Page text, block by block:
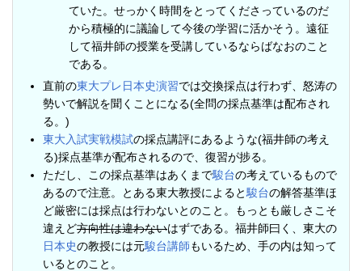
ていた。せっかく時間をとってくださっているのだ
から積極的に議論して今後の学習に活かそう。遠征
して福井師の授業を受講しているならばなおのこと
である。
直前の東大プレ日本史演習では交換採点は行わず、怒涛の
勢いで解説を聞くことになる(全問の採点基準は配布され
る。)
東大入試実戦模試の採点講評にあるような(福井師の考え
る)採点基準が配布されるので、復習が捗る。
ただし、この採点基準はあくまで駿台の考えているもので
あるので注意。とある東大教授によると駿台の解答基準ほ
ど厳密には採点は行わないとのこと。もっとも厳しさこそ
違えど方向性は違わないはずである。福井師曰く、東大の
日本史の教授には元駿台講師もいるため、手の内は知って
いるとのこと。